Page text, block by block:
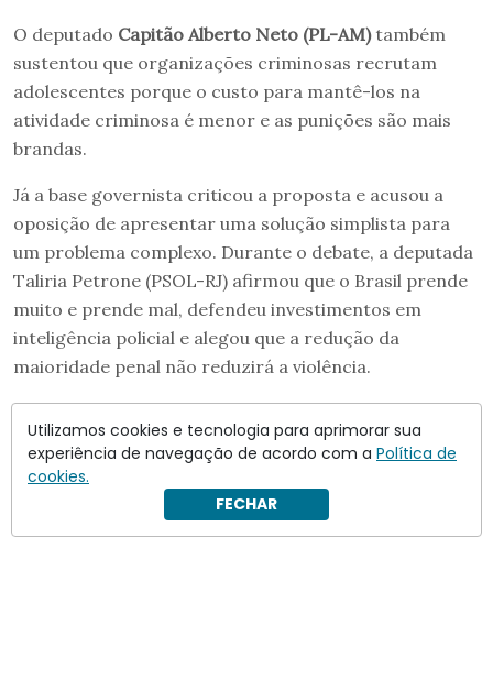
O deputado Capitão Alberto Neto (PL-AM) também
sustentou que organizações criminosas recrutam
adolescentes porque o custo para mantê-los na
atividade criminosa é menor e as punições são mais
brandas.
Já a base governista criticou a proposta e acusou a
oposição de apresentar uma solução simplista para
um problema complexo. Durante o debate, a deputada
Taliria Petrone (PSOL-RJ) afirmou que o Brasil prende
muito e prende mal, defendeu investimentos em
inteligência policial e alegou que a redução da
maioridade penal não reduzirá a violência.
Utilizamos cookies e tecnologia para aprimorar sua
experiência de navegação de acordo com a Política de
cookies.
FECHAR